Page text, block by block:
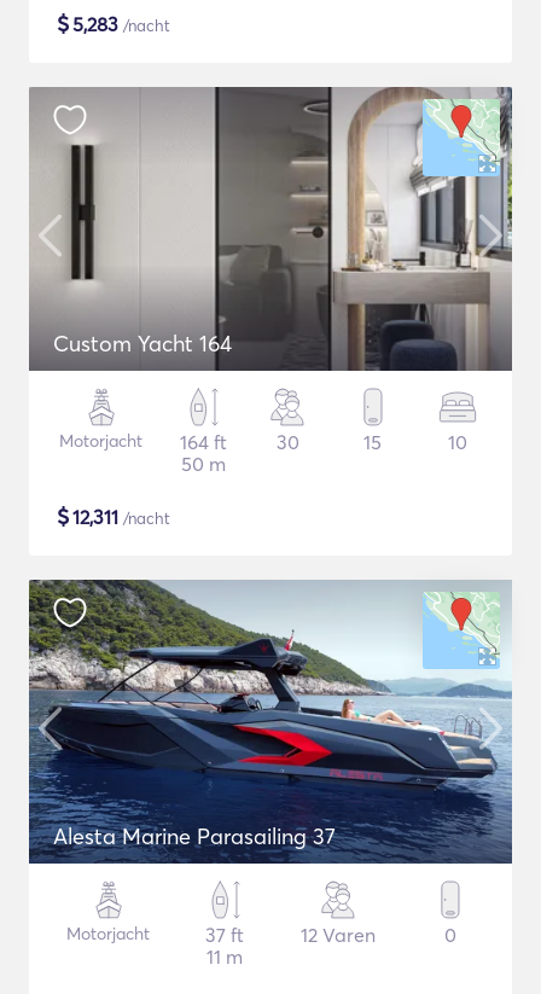
$5,283 /nacht
Custom Yacht 164
Motorjacht
164 ft
50 m
30 15 10
$12,311 /nacht
Alesta Marine Parasailing 37
Motorjacht
37 ft
11 m
12 Varen 0